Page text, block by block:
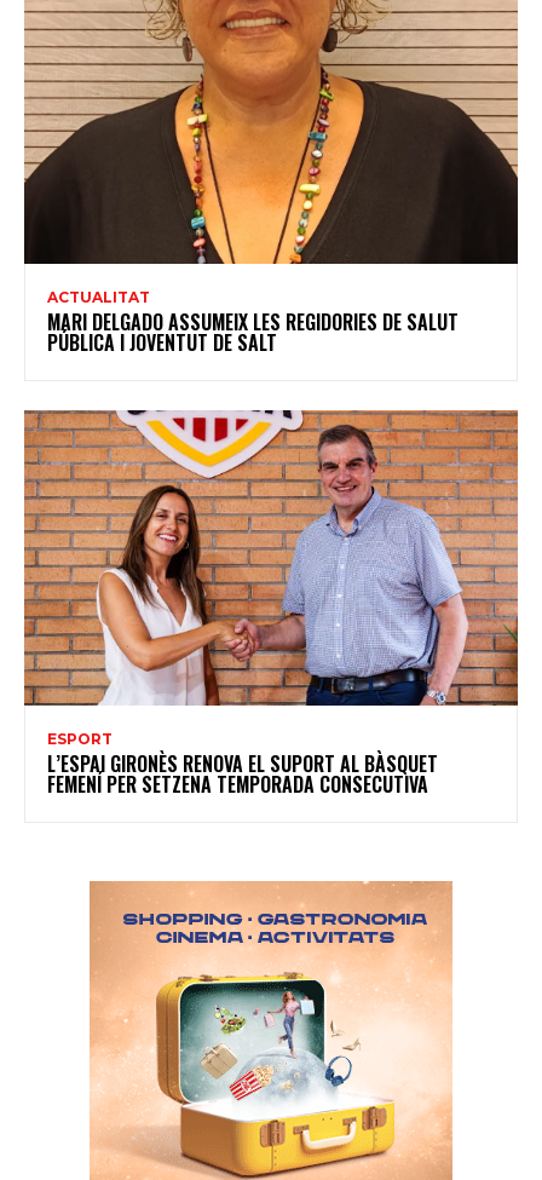
ACTUALITAT
MARI DELGADO ASSUMEIX LES REGIDORIES DE SALUT
PÚBLICA I JOVENTUT DE SALT
ESPORT
L’ESPAI GIRONÈS RENOVA EL SUPORT AL BÀSQUET
FEMENÍ PER SETZENA TEMPORADA CONSECUTIVA